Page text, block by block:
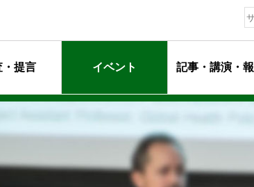
ジナル達
・提言 イベント 記事・講演・